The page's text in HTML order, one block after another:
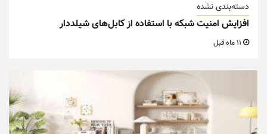
دسته‌بندی نشده
افزایش امنیت شبکه با استفاده از کابل‌های شیلددار